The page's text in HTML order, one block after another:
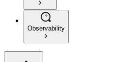
Observability